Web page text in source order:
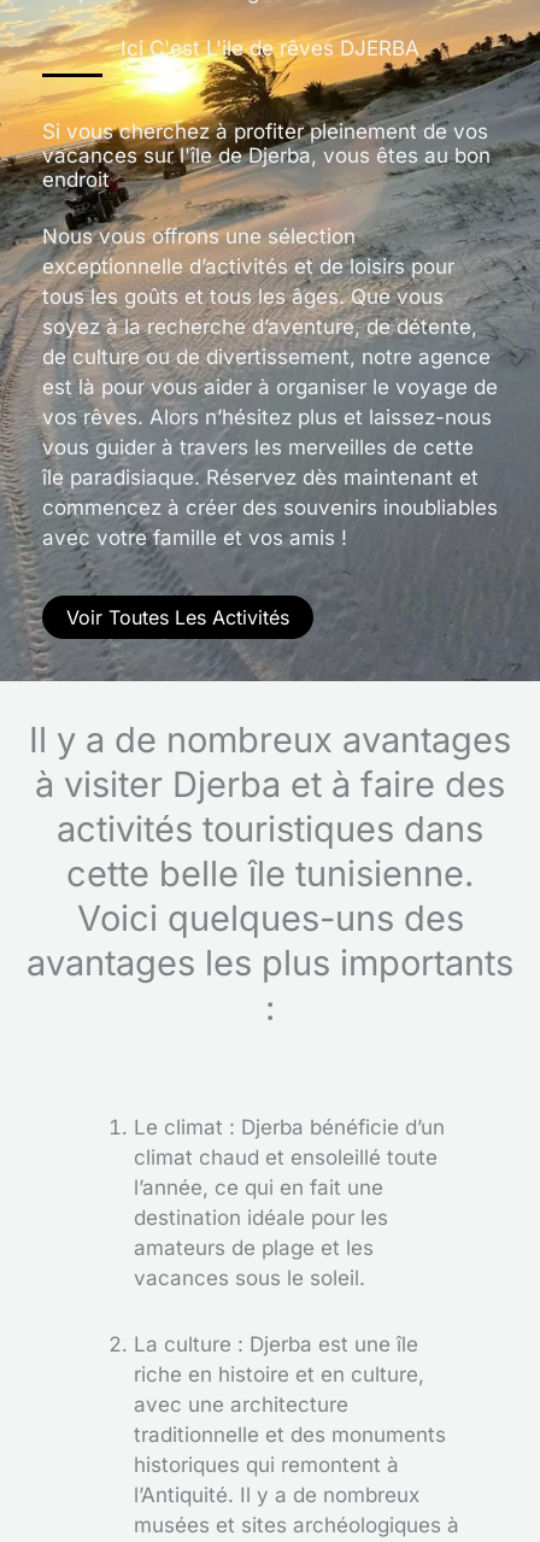
Ici C'est L'ile de rêves DJERBA
Si vous cherchez à profiter pleinement de vos
vacances sur l'île de Djerba, vous êtes au bon
endroit
Nous vous offrons une sélection
exceptionnelle d’activités et de loisirs pour
tous les goûts et tous les âges. Que vous
soyez à la recherche d’aventure, de détente,
de culture ou de divertissement, notre agence
est là pour vous aider à organiser le voyage de
vos rêves. Alors n’hésitez plus et laissez-nous
vous guider à travers les merveilles de cette
île paradisiaque. Réservez dès maintenant et
commencez à créer des souvenirs inoubliables
avec votre famille et vos amis !
Voir Toutes Les Activités
Il y a de nombreux avantages
à visiter Djerba et à faire des
activités touristiques dans
cette belle île tunisienne.
Voici quelques-uns des
avantages les plus importants
:
Le climat : Djerba bénéficie d’un
climat chaud et ensoleillé toute
l’année, ce qui en fait une
destination idéale pour les
amateurs de plage et les
vacances sous le soleil.
La culture : Djerba est une île
riche en histoire et en culture,
avec une architecture
traditionnelle et des monuments
historiques qui remontent à
l’Antiquité. Il y a de nombreux
musées et sites archéologiques à